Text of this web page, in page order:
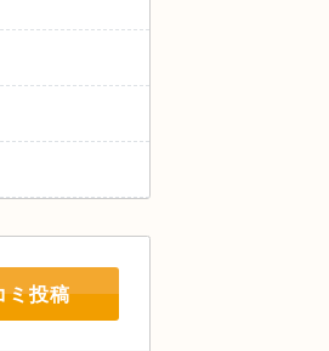
ミ投稿